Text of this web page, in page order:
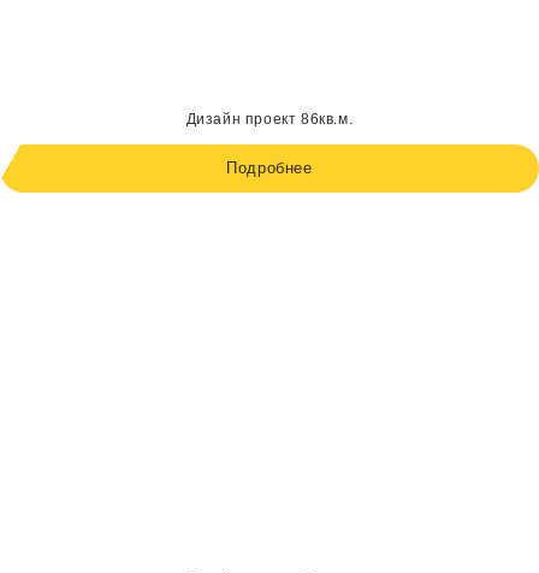
Дизайн проект 86кв.м.
Подробнее